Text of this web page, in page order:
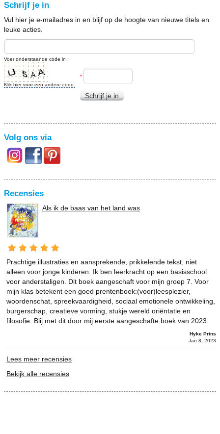
Schrijf je in
Vul hier je e-mailadres in en blijf op de hoogte van nieuwe titels en
leuke acties.
Voer onderstaande code in :
Klik hier voor een andere code.
*
Schrijf je in
Volg ons via
Recensies
Als ik de baas van het land was
Prachtige illustraties en aansprekende, prikkelende tekst, niet
alleen voor jonge kinderen. Ik ben leerkracht op een basisschool
voor anderstaligen. Dit boek aangeschaft voor mijn groep 7. Voor
mijn klas betekent een goed prentenboek:(voor)leesplezier,
woordenschat, spreekvaardigheid, sociaal emotionele ontwikkeling,
burgerschap, creatieve vorming, stukje wereld oriëntatie en
filosofie. Blij met dit door mij eerste aangeschafte boek van 2023.
Hyke Prins
Jan 8, 2023
Lees meer recensies
Bekijk alle recensies